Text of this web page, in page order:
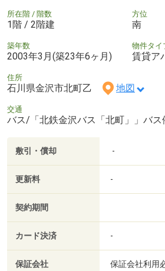
所在階 / 階数
1階 / 2階建
方位
南
築年数
2003年3月(築23年6ヶ月)
物件タイ
賃貸ア
住所
石川県金沢市北町乙 地図
交通
バス/「北鉄金沢バス「北町」」バス
敷引・償却 -
更新料 -
契約期間
カード決済 -
保証会社
保証会社利用